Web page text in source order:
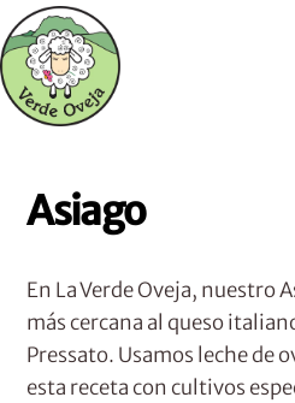
Skip
to
content
Asiago
En La Verde Oveja, nuestro
más cercana al queso
Pressato. Usamos leche de
esta receta con cultivos